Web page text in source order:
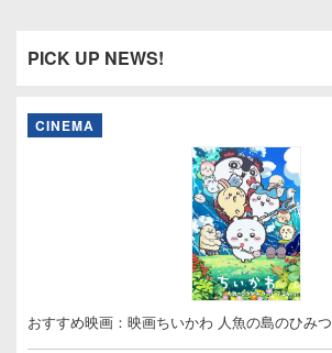
PICK UP NEWS!
CINEMA
おすすめ映画：映画ちいかわ 人魚の島のひみつ